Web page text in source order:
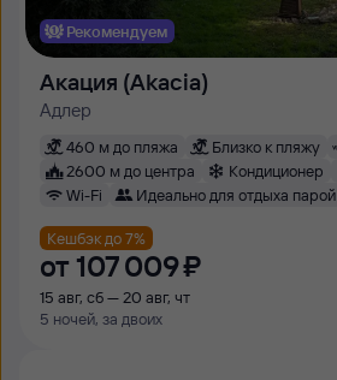
Рекомендуем
Акация (Akacia)
Адлер
460 м до пляжа Близко к пляжу
2600 м до центра
Кондиционер
Wi-Fi
Идеально для отдыха парой
Кешбэк до 7%
от 107 ⁠009 ⁠₽
15 авг, сб — 20 авг, чт
5 ночей, за двоих